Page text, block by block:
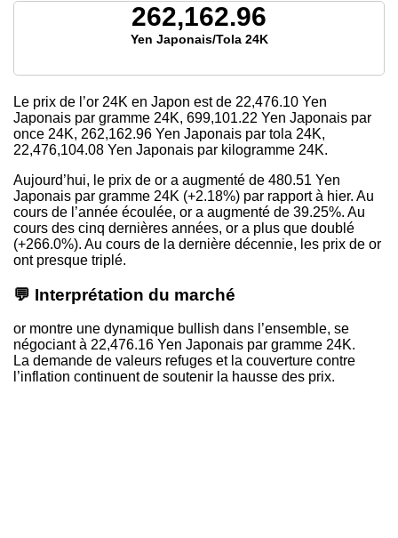
262,162.96
Yen Japonais/Tola 24K
Le prix de l’or 24K en Japon est de 22,476.10 Yen
Japonais par gramme 24K, 699,101.22 Yen Japonais par
once 24K, 262,162.96 Yen Japonais par tola 24K,
22,476,104.08 Yen Japonais par kilogramme 24K.
Aujourd’hui, le prix de or a augmenté de 480.51 Yen
Japonais par gramme 24K (+2.18%) par rapport à hier. Au
cours de l’année écoulée, or a augmenté de 39.25%. Au
cours des cinq dernières années, or a plus que doublé
(+266.0%). Au cours de la dernière décennie, les prix de or
ont presque triplé.
💬 Interprétation du marché
or montre une dynamique bullish dans l’ensemble, se
négociant à 22,476.16 Yen Japonais par gramme 24K.
La demande de valeurs refuges et la couverture contre
l’inflation continuent de soutenir la hausse des prix.